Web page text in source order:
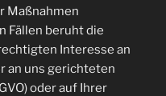
Maßnahmen
Fällen beruht die
Interesse an
an uns gerichteten
oder auf Ihrer